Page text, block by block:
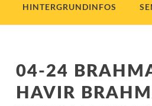
HINTERGRUNDINFOS
04-24
HAVIR